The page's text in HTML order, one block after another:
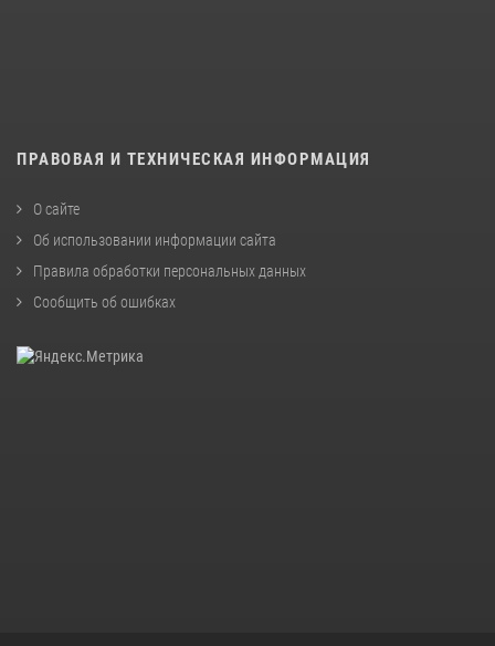
ПРАВОВАЯ И ТЕХНИЧЕСКАЯ ИНФОРМАЦИЯ
О сайте
Об использовании информации сайта
Правила обработки персональных данных
Сообщить об ошибках